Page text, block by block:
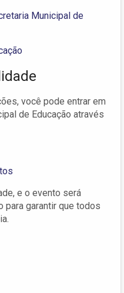
Municipal de
você pode entrar em
de Educação através
e o evento será
para garantir que todos